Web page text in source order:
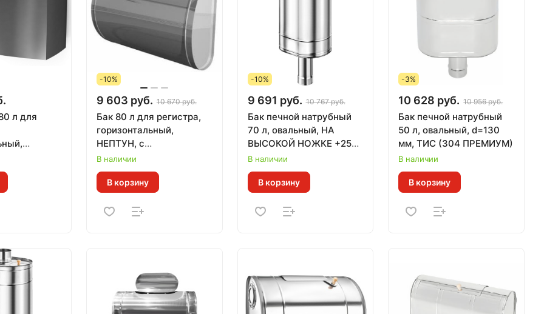
л для
-10%
9 603 руб. 10 670 руб.
Бак 80 л для регистра,
горизонтальный,
НЕПТУН, с
АВТОЗАПОЛНЕНИЕМ
В наличии
В корзину
-10%
9 691 руб. 10 767 руб.
Бак печной натрубный
70 л, овальный, НА
ВЫСОКОЙ НОЖКЕ +250
мм, ЕВРО
В наличии
В корзину
-3%
10 628 руб. 10 956 руб.
Бак печной натрубный
50 л, овальный, d=130
мм, ТИС (304 ПРЕМИУМ)
В наличии
В корзину